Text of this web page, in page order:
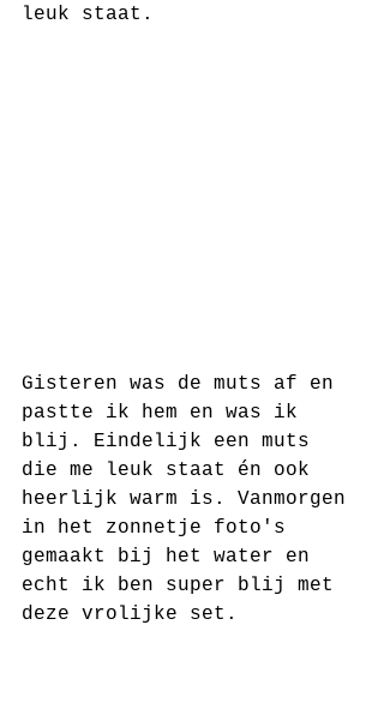
leuk staat.
Gisteren was de muts af en
pastte ik hem en was ik
blij. Eindelijk een muts
die me leuk staat én ook
heerlijk warm is. Vanmorgen
in het zonnetje foto's
gemaakt bij het water en
echt ik ben super blij met
deze vrolijke set.